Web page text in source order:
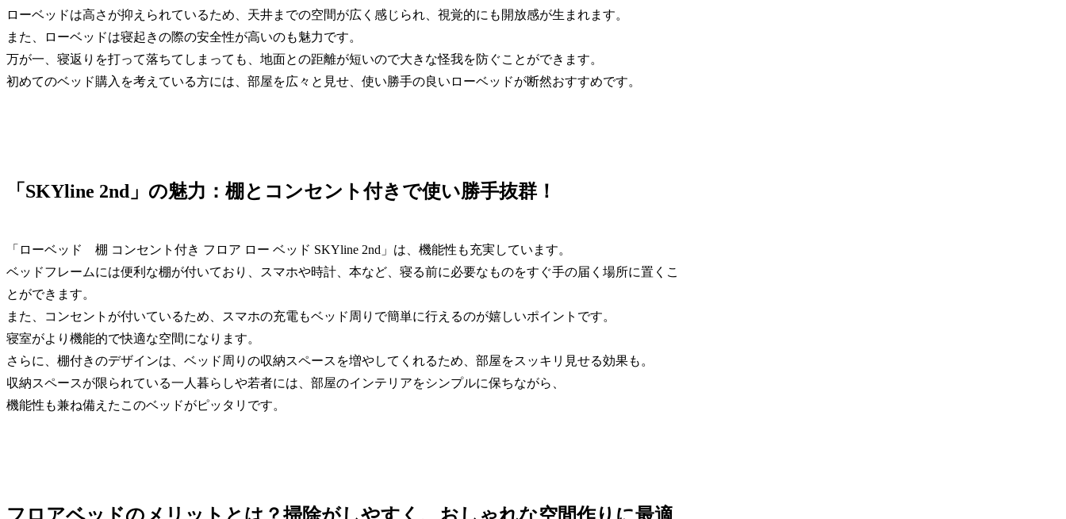
ローベッドは高さが抑えられているため、天井までの空間が広く感じられ、視覚的にも開放感が生まれます。
また、ローベッドは寝起きの際の安全性が高いのも魅力です。
万が一、寝返りを打って落ちてしまっても、地面との距離が短いので大きな怪我を防ぐことができます。
初めてのベッド購入を考えている方には、部屋を広々と見せ、使い勝手の良いローベッドが断然おすすめです。
「SKYline 2nd」の魅力：棚とコンセント付きで使い勝手抜群！
「ローベッド 棚 コンセント付き フロア ロー ベッド SKYline 2nd」は、機能性も充実しています。
ベッドフレームには便利な棚が付いており、スマホや時計、本など、寝る前に必要なものをすぐ手の届く場所に置くこ
とができます。
また、コンセントが付いているため、スマホの充電もベッド周りで簡単に行えるのが嬉しいポイントです。
寝室がより機能的で快適な空間になります。
さらに、棚付きのデザインは、ベッド周りの収納スペースを増やしてくれるため、部屋をスッキリ見せる効果も。
収納スペースが限られている一人暮らしや若者には、部屋のインテリアをシンプルに保ちながら、
機能性も兼ね備えたこのベッドがピッタリです。